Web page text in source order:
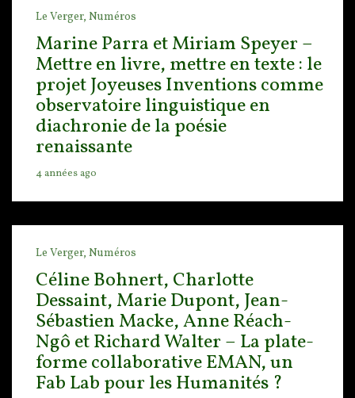
Le Verger, Numéros
Marine Parra et Miriam Speyer –
Mettre en livre, mettre en texte : le
projet Joyeuses Inventions comme
observatoire linguistique en
diachronie de la poésie
renaissante
4 années ago
Le Verger, Numéros
Céline Bohnert, Charlotte
Dessaint, Marie Dupont, Jean-
Sébastien Macke, Anne Réach-
Ngô et Richard Walter – La plate-
forme collaborative EMAN, un
Fab Lab pour les Humanités ?